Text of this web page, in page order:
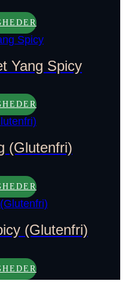
vare
flere
varianter.
Mulighederne
på
Yang Spicy
vare
flere
varianter.
Mulighederne
på
varesiden
(Glutenfri)
vare
har
flere
varianter.
Mulighederne
på
(Glutenfri)
vare
har